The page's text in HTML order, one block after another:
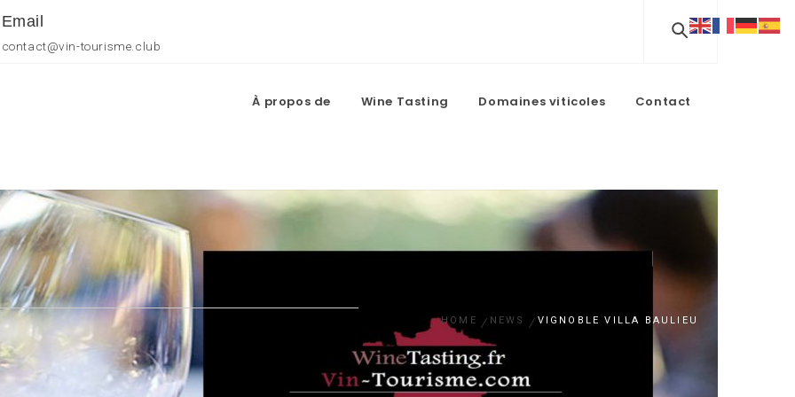
Email
contact@vin-tourisme.club
À propos de Wine Tasting Domaines viticoles Contact
HOME NEWS VIGNOBLE VILLA BAULIEU